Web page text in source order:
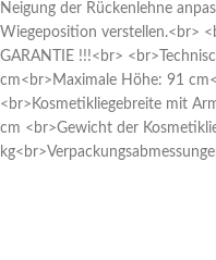
Neigung der Rückenlehne
Wiegeposition verstellen.<br>
GARANTIE !!!<br>
cm<br>Maximale Höhe: 91
<br>Kosmetikliegebreite mit
cm <br>Gewicht der